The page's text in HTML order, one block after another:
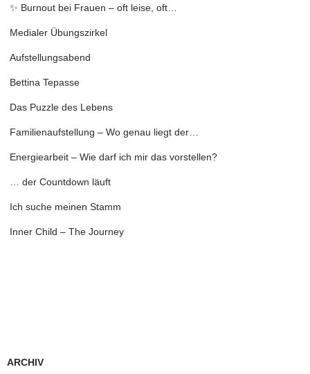
✨ Burnout bei Frauen – oft leise, oft…
Medialer Übungszirkel
Aufstellungsabend
Bettina Tepasse
Das Puzzle des Lebens
Familienaufstellung – Wo genau liegt der…
Energiearbeit – Wie darf ich mir das vorstellen?
… der Countdown läuft
Ich suche meinen Stamm
Inner Child – The Journey
ARCHIV